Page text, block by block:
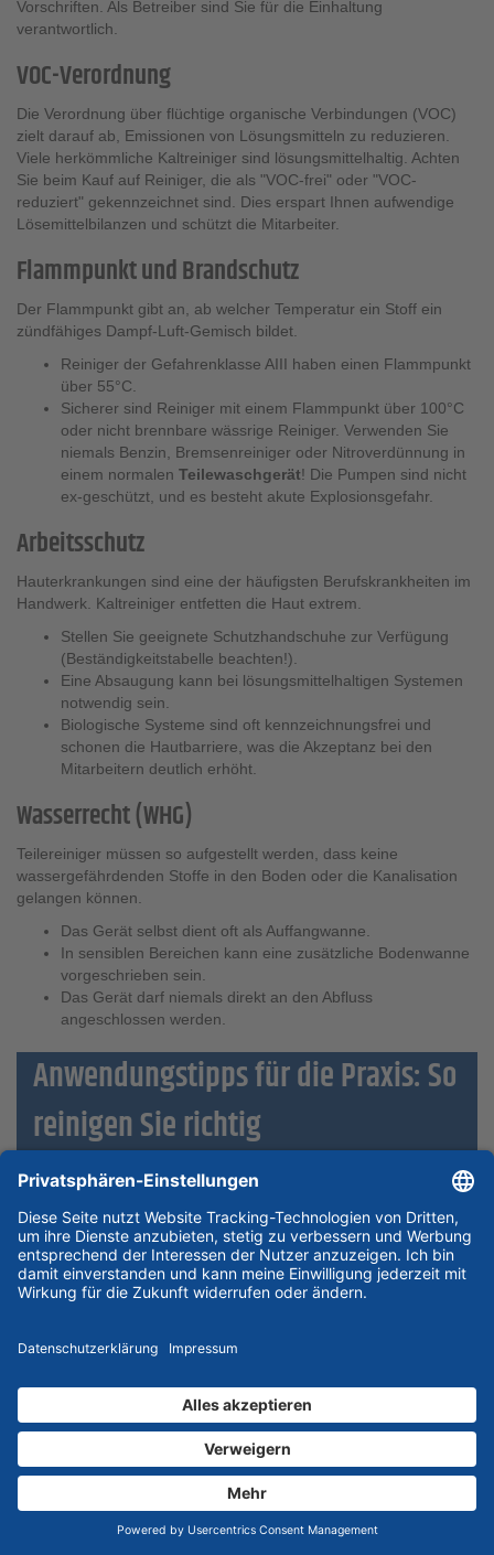
Vorschriften. Als Betreiber sind Sie für die Einhaltung
verantwortlich.
VOC-Verordnung
Die Verordnung über flüchtige organische Verbindungen (VOC)
zielt darauf ab, Emissionen von Lösungsmitteln zu reduzieren.
Viele herkömmliche Kaltreiniger sind lösungsmittelhaltig. Achten
Sie beim Kauf auf Reiniger, die als "VOC-frei" oder "VOC-
reduziert" gekennzeichnet sind. Dies erspart Ihnen aufwendige
Lösemittelbilanzen und schützt die Mitarbeiter.
Flammpunkt und Brandschutz
Der Flammpunkt gibt an, ab welcher Temperatur ein Stoff ein
zündfähiges Dampf-Luft-Gemisch bildet.
Reiniger der Gefahrenklasse AIII haben einen Flammpunkt
über 55°C.
Sicherer sind Reiniger mit einem Flammpunkt über 100°C
oder nicht brennbare wässrige Reiniger. Verwenden Sie
niemals Benzin, Bremsenreiniger oder Nitroverdünnung in
einem normalen Teilewaschgerät! Die Pumpen sind nicht
ex-geschützt, und es besteht akute Explosionsgefahr.
Arbeitsschutz
Hauterkrankungen sind eine der häufigsten Berufskrankheiten im
Handwerk. Kaltreiniger entfetten die Haut extrem.
Stellen Sie geeignete Schutzhandschuhe zur Verfügung
(Beständigkeitstabelle beachten!).
Eine Absaugung kann bei lösungsmittelhaltigen Systemen
notwendig sein.
Biologische Systeme sind oft kennzeichnungsfrei und
schonen die Hautbarriere, was die Akzeptanz bei den
Mitarbeitern deutlich erhöht.
Wasserrecht (WHG)
Teilereiniger müssen so aufgestellt werden, dass keine
wassergefährdenden Stoffe in den Boden oder die Kanalisation
gelangen können.
Das Gerät selbst dient oft als Auffangwanne.
In sensiblen Bereichen kann eine zusätzliche Bodenwanne
vorgeschrieben sein.
Das Gerät darf niemals direkt an den Abfluss
angeschlossen werden.
Anwendungstipps für die Praxis: So
reinigen Sie richtig
Auch das besteTeilereinigungsgerät
liefert nur dann perfekte
Ergebnisse, wenn es korrekt bedient wird. Hier eine Schritt-für-
Schritt-Anleitung für manuelle Waschtische:
1. Vorbereitung
Entfernen Sie groben Schmutz, dicke Fettkrusten oder Späne
dafür Spachtel oder Drahtbürsten außerhalb des Geräts. Dies
(Standzeit) erheblich, da der Filter und das Sediment nicht
unnötig belastet werden.
2. Einweichen
Bei stark verkrusteten Teilen hilft es, diese einige Minuten auf der
benetzen. Die Chemie braucht Zeit, um die Bindung zwischen